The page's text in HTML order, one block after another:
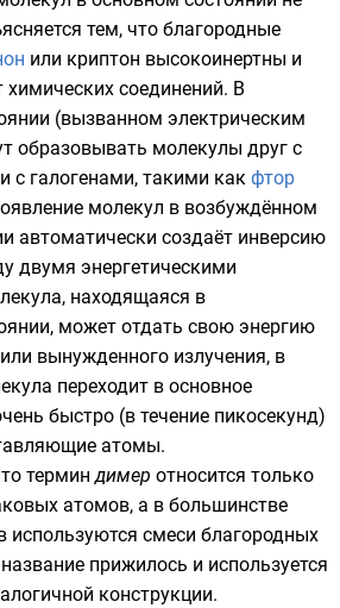
тем, что благородные
или криптон высокоинертны и
химических соединений. В
(вызванном электрическим
образовывать молекулы друг с
с галогенами, такими как фтор
молекул в возбуждённом
автоматически создаёт инверсию
двумя энергетическими
находящаяся в
может отдать свою энергию
или вынужденного излучения, в
переходит в основное
быстро (в течение пикосекунд)
атомы.
терминдимер относится только
атомов, а в большинстве
используются смеси благородных
прижилось и используется
конструкции.